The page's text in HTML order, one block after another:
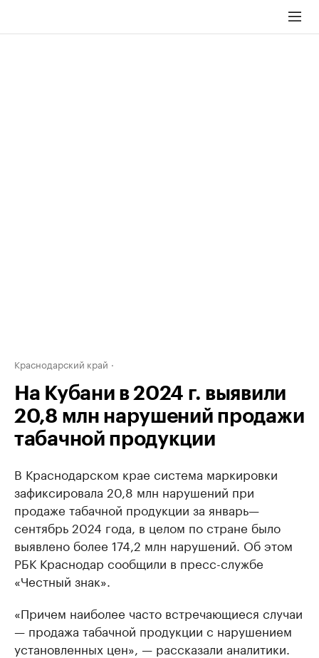
Краснодарский край
На Кубани в 2024 г. выявили
20,8 млн нарушений продажи
табачной продукции
В Краснодарском крае система маркировки
зафиксировала 20,8 млн нарушений при
продаже табачной продукции за январь—
сентябрь 2024 года, в целом по стране было
выявлено более 174,2 млн нарушений. Об этом
РБК Краснодар сообщили в пресс-службе
«Честный знак».
«Причем наиболее часто встречающиеся случаи
— продажа табачной продукции с нарушением
установленных цен», — рассказали аналитики.